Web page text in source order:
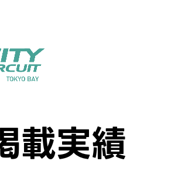
載実績